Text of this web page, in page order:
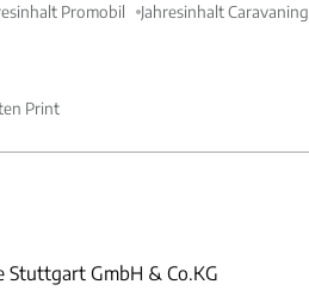
Promobil Jahresinhalt Caravaning
Print
GmbH & Co.KG